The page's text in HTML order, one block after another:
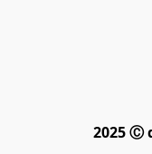
2025 Ⓒ